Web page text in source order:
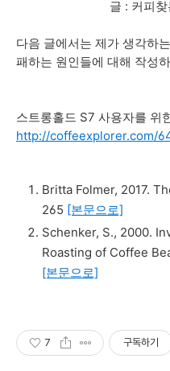
글 : 커피
다음 글에서는 제가 생각하
패하는 원인들에 대해 작성
스트롱홀드 S7 사용자를 위
http://coffeexplorer.com/
Britta Folmer, 2017.
265 [본문으로]
Schenker, S., 2000.
Roasting of Coffee
[본문으로]
7 구독하기